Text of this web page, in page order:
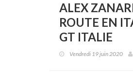
ALEX
ROUTE EN
GT ITALIE
Vendredi 19 juin 2020